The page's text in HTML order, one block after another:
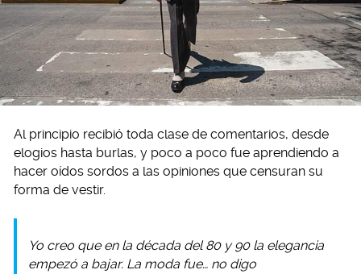
Al principio recibió toda clase de comentarios, desde
elogios hasta burlas, y poco a poco fue aprendiendo a
hacer oídos sordos a las opiniones que censuran su
forma de vestir.
Yo creo que en la década del 80 y 90 la elegancia
empezó a bajar. La moda fue… no digo